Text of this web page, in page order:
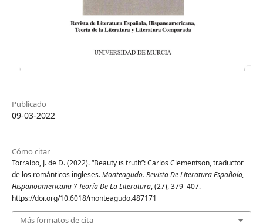
Publicado
09-03-2022
Cómo citar
Torralbo, J. de D. (2022). “Beauty is truth”: Carlos Clementson, traductor
de los románticos ingleses.Monteagudo. Revista De Literatura Española,
Hispanoamericana Y Teoría De La Literatura, (27), 379–407.
https://doi.org/10.6018/monteagudo.487171
Más formatos de cita